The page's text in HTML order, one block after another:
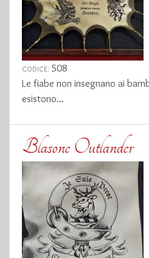
CODICE: 508
Le fiabe non insegnano ai
esistono...
Blasone Outlander